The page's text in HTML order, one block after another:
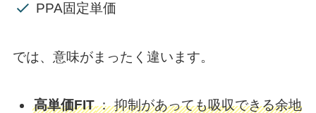
PPA固定単価
では、意味がまったく違います。
高単価FIT： 抑制があっても吸収できる余地